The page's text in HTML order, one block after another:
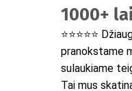
1000+
⭐⭐⭐⭐⭐
pranokstame
sulaukiame
Tai mus